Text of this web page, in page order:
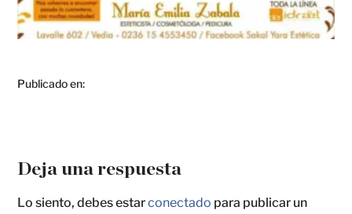
Publicado en:
Deja una respuesta
Lo siento, debes estarconectado para publicar un